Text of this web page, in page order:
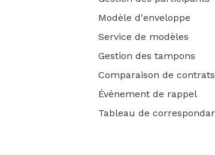
Modèle d'enveloppe
Service de modèles
Gestion des tampons
Comparaison de contrats
Événement de rappel